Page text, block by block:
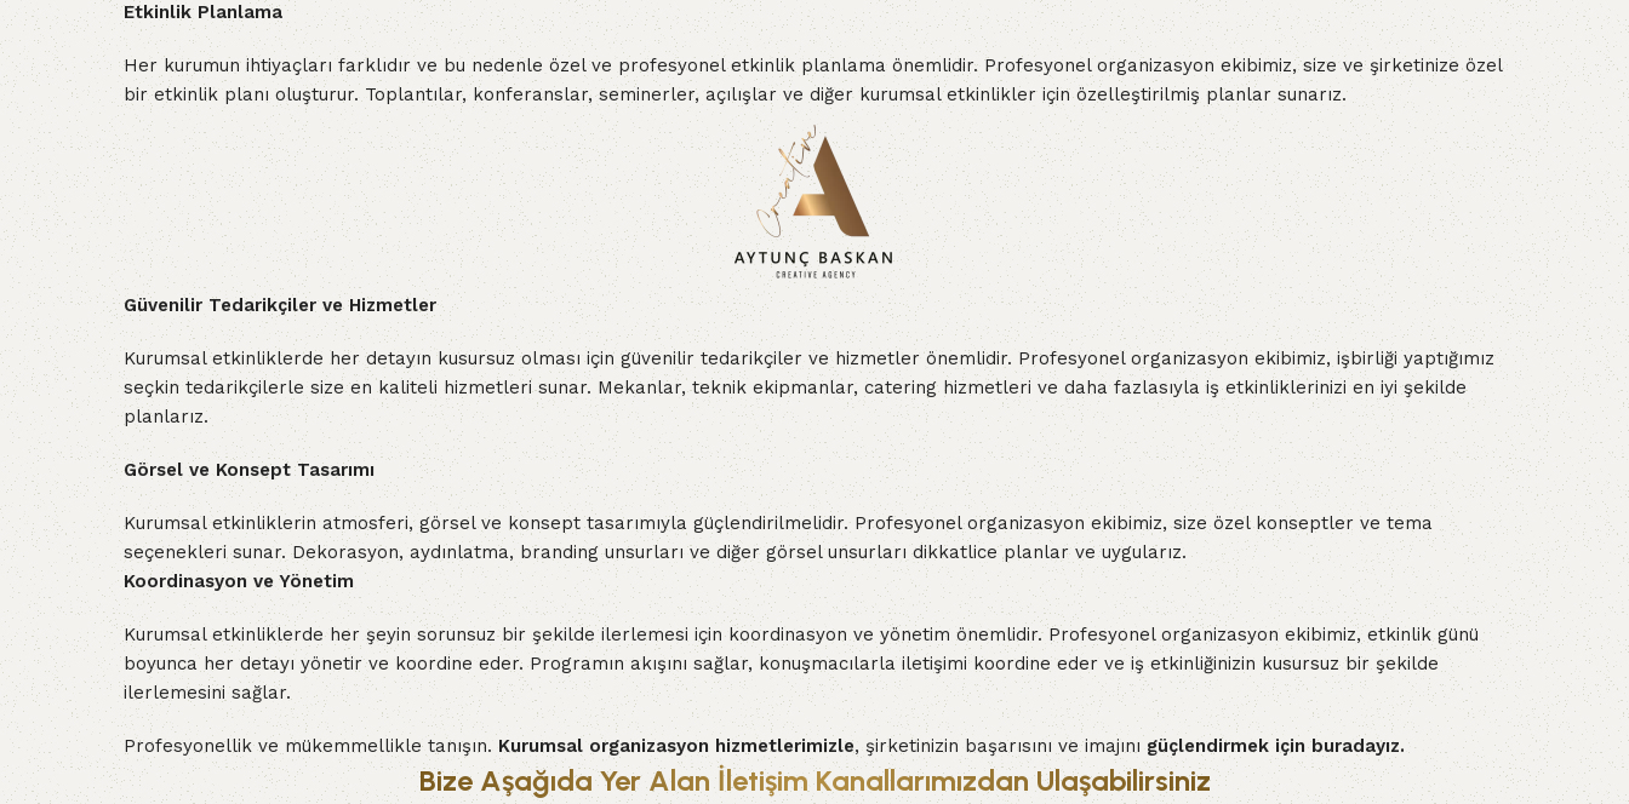
Etkinlik Planlama
Her kurumun ihtiyaçları farklıdır ve bu nedenle özel ve profesyonel etkinlik planlama önemlidir. Profesyonel organizasyon ekibimiz, size ve şirketinize özel
bir etkinlik planı oluşturur. Toplantılar, konferanslar, seminerler, açılışlar ve diğer kurumsal etkinlikler için özelleştirilmiş planlar sunarız.
Güvenilir Tedarikçiler ve Hizmetler
Kurumsal etkinliklerde her detayın kusursuz olması için güvenilir tedarikçiler ve hizmetler önemlidir. Profesyonel organizasyon ekibimiz, işbirliği yaptığımız
seçkin tedarikçilerle size en kaliteli hizmetleri sunar. Mekanlar, teknik ekipmanlar, catering hizmetleri ve daha fazlasıyla iş etkinliklerinizi en iyi şekilde
planlarız.
Görsel ve Konsept Tasarımı
Kurumsal etkinliklerin atmosferi, görsel ve konsept tasarımıyla güçlendirilmelidir. Profesyonel organizasyon ekibimiz, size özel konseptler ve tema
seçenekleri sunar. Dekorasyon, aydınlatma, branding unsurları ve diğer görsel unsurları dikkatlice planlar ve uygularız.
Koordinasyon ve Yönetim
Kurumsal etkinliklerde her şeyin sorunsuz bir şekilde ilerlemesi için koordinasyon ve yönetim önemlidir. Profesyonel organizasyon ekibimiz, etkinlik günü
boyunca her detayı yönetir ve koordine eder. Programın akışını sağlar, konuşmacılarla iletişimi koordine eder ve iş etkinliğinizin kusursuz bir şekilde
ilerlemesini sağlar.
Profesyonellik ve mükemmellikle tanışın. Kurumsal organizasyon hizmetlerimizle, şirketinizin başarısını ve imajını güçlendirmek için buradayız.
Bize Aşağıda Yer Alan İletişim Kanallarımızdan Ulaşabilirsiniz